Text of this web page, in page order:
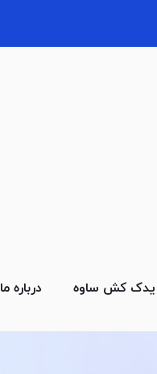
یدک کش ساوه درباره ما